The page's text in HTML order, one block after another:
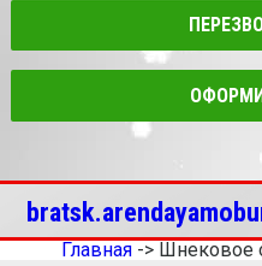
Главная-> Шнековое